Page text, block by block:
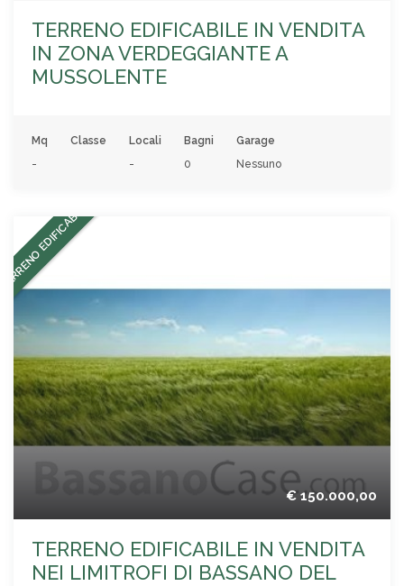
TERRENO EDIFICABILE IN VENDITA
IN ZONA VERDEGGIANTE A
MUSSOLENTE
Mq
-
Classe
Locali
-
Bagni
0
Garage
Nessuno
EDIFICABILE
€ 150.000,00
TERRENO EDIFICABILE IN VENDITA
NEI LIMITROFI DI BASSANO DEL